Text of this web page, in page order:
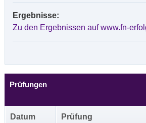
Ergebnisse:
Zu den Ergebnissen auf www.fn-
Prüfungen
Datum Prüfung